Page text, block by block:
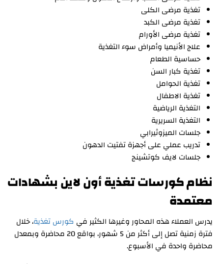
تغذية مرضى الكلى
تغذية مرضى الكبد
تغذية مرضى الأورام
علاج الأنيميا وأمراض سوء التغذية
حساسية الطعام
تغذية كبار السن
تغذية الحوامل
تغذية الاطفال
التغذية الرياضية
التغذية السريرية
جلسات الميزوثيرابي
تدريب عملي على أجهزة تفتيت الدهون
جلسات لايف كوتشينج
نظام كورسات تغذية أون لاين بشهادات
معتمدة
يدرس العملاء هذه المحاور وغيرها الكثير في كورس تغذية، خلال
فترة زمنية تصل إلى أكثر من 5 شهور، بواقع 20 محاضرة وبمعدل
محاضرة واحدة في الأسبوع.